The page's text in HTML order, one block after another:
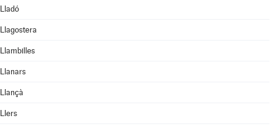
Lladó
Llagostera
Llambilles
Llanars
Llançà
Llers